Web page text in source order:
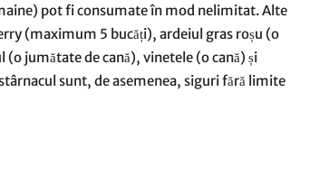
pot fi consumate în mod nelimitat. Alte
(maximum 5 bucăți), ardeiul gras roșu (o
jumătate de cană), vinetele (o cană) și
sunt, de asemenea, siguri fără limite